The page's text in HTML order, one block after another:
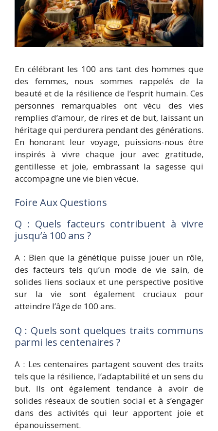
En célébrant les 100 ans tant des hommes que
des femmes, nous sommes rappelés de la
beauté et de la résilience de l’esprit humain. Ces
personnes remarquables ont vécu des vies
remplies d’amour, de rires et de but, laissant un
héritage qui perdurera pendant des générations.
En honorant leur voyage, puissions-nous être
inspirés à vivre chaque jour avec gratitude,
gentillesse et joie, embrassant la sagesse qui
accompagne une vie bien vécue.
Foire Aux Questions
Q : Quels facteurs contribuent à vivre
jusqu’à 100 ans ?
A : Bien que la génétique puisse jouer un rôle,
des facteurs tels qu’un mode de vie sain, de
solides liens sociaux et une perspective positive
sur la vie sont également cruciaux pour
atteindre l’âge de 100 ans.
Q : Quels sont quelques traits communs
parmi les centenaires ?
A : Les centenaires partagent souvent des traits
tels que la résilience, l’adaptabilité et un sens du
but. Ils ont également tendance à avoir de
solides réseaux de soutien social et à s’engager
dans des activités qui leur apportent joie et
épanouissement.